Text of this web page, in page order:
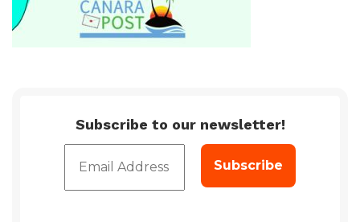
Subscribe to our newsletter!